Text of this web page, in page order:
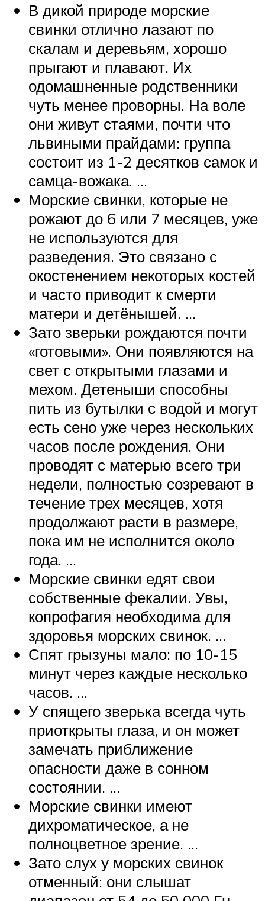
В дикой природе морские
свинки отлично лазают по
скалам и деревьям, хорошо
прыгают и плавают. Их
одомашненные родственники
чуть менее проворны. На воле
они живут стаями, почти что
львиными прайдами: группа
состоит из 1-2 десятков самок и
самца-вожака. …
Морские свинки, которые не
рожают до 6 или 7 месяцев, уже
не используются для
разведения. Это связано с
окостенением некоторых костей
и часто приводит к смерти
матери и детёнышей. …
Зато зверьки рождаются почти
«готовыми». Они появляются на
свет с открытыми глазами и
мехом. Детеныши способны
пить из бутылки с водой и могут
есть сено уже через нескольких
часов после рождения. Они
проводят с матерью всего три
недели, полностью созревают в
течение трех месяцев, хотя
продолжают расти в размере,
пока им не исполнится около
года. …
Морские свинки едят свои
собственные фекалии. Увы,
копрофагия необходима для
здоровья морских свинок. …
Спят грызуны мало: по 10-15
минут через каждые несколько
часов. …
У спящего зверька всегда чуть
приоткрыты глаза, и он может
замечать приближение
опасности даже в сонном
состоянии. …
Морские свинки имеют
дихроматическое, а не
полноцветное зрение. …
Зато слух у морских свинок
отменный: они слышат